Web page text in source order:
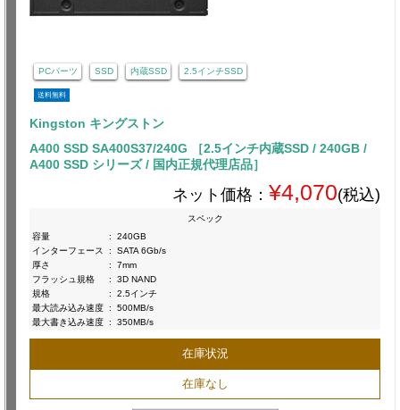
PCパーツ SSD 内蔵SSD 2.5インチSSD
送料無料
Kingston キングストン
A400 SSD SA400S37/240G ［2.5インチ内蔵SSD / 240GB /
A400 SSD シリーズ / 国内正規代理店品］
ネット価格： ¥4,070(税込)
スペック
容量
:
240GB
インターフェース
:
SATA 6Gb/s
厚さ
:
7mm
フラッシュ規格
:
3D NAND
規格
:
2.5インチ
最大読み込み速度 :
500MB/s
最大書き込み速度 : 350MB/s
在庫状況
在庫なし